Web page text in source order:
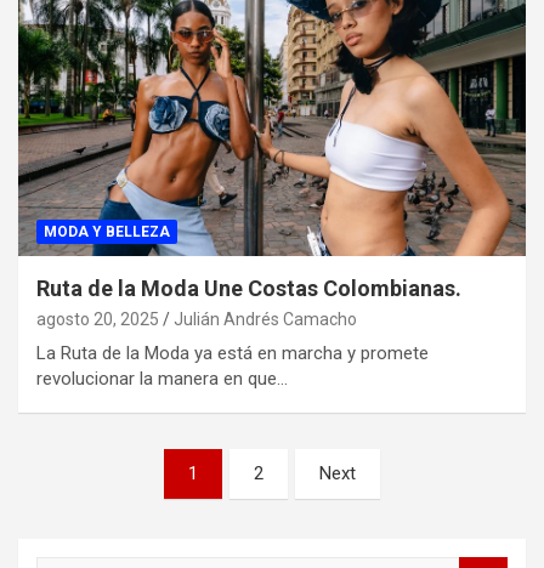
MODA Y BELLEZA
Ruta de la Moda Une Costas Colombianas.
agosto 20, 2025 Julián Andrés Camacho
La Ruta de la Moda ya está en marcha y promete
revolucionar la manera en que…
1 2 Next